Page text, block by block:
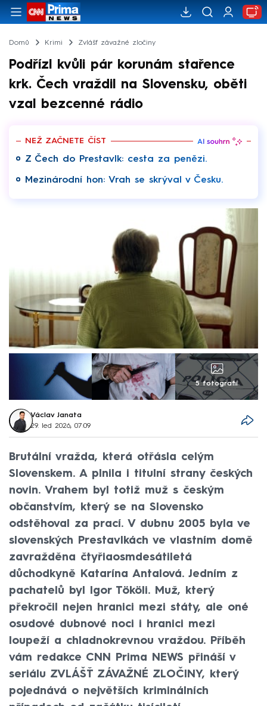
Domů Krimi Zvlášť závažné zločiny
Podřízl kvůli pár korunám stařence
krk. Čech vraždil na Slovensku, oběti
vzal bezcenné rádio
NEŽ ZAČNETE ČÍST
Z Čech do Prestavlk: cesta za penězi.
Mezinárodní hon: Vrah se skrýval v Česku.
5 fotografií
Václav Janata
29. led 2026, 07:09
Brutální vražda, která otřásla celým
Slovenskem. A plnila i titulní strany českých
novin. Vrahem byl totiž muž s českým
občanstvím, který se na Slovensko
odstěhoval za prací. V dubnu 2005 byla ve
slovenských Prestavlkách ve vlastním domě
zavražděna čtyřiaosmdesátiletá
důchodkyně Katarína Antalová. Jedním z
pachatelů byl Igor Tököli. Muž, který
překročil nejen hranici mezi státy, ale oné
osudové dubnové noci i hranici mezi
loupeží a chladnokrevnou vraždou. Příběh
vám redakce CNN Prima NEWS přináší v
seriálu ZVLÁŠŤ ZÁVAŽNÉ ZLOČINY, který
pojednává o největších kriminálních